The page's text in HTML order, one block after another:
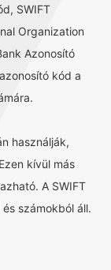
SWIFT
Organization
Azonosító
kód a
használják,
kívül más
A SWIFT
számokból áll.